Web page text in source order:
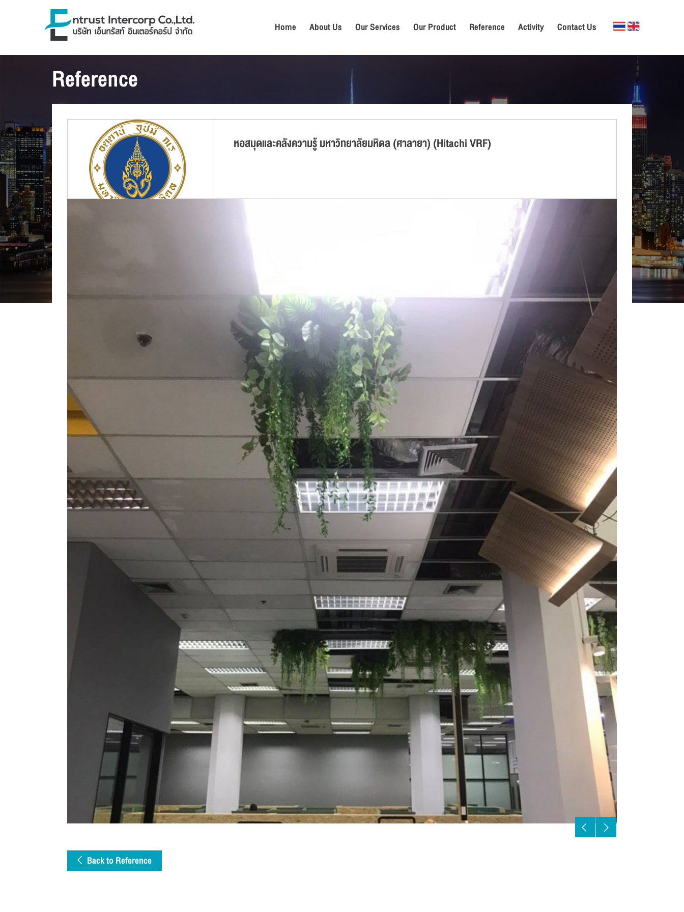
Home About Us Our Services Our Product Reference Activity Contact Us
Reference
หอสมุดและคลังความรู้ มหาวิทยาลัยมหิดล (ศาลายา) (Hitachi VRF)
Back to Reference